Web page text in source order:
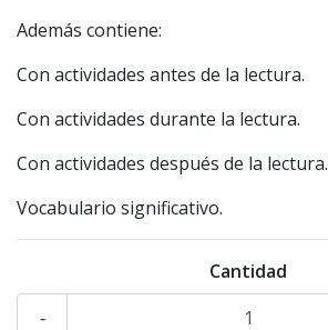
Además contiene:
Con actividades antes de la lectura.
Con actividades durante la lectura.
Con actividades después de la lectura.
Vocabulario significativo.
Cantidad
-